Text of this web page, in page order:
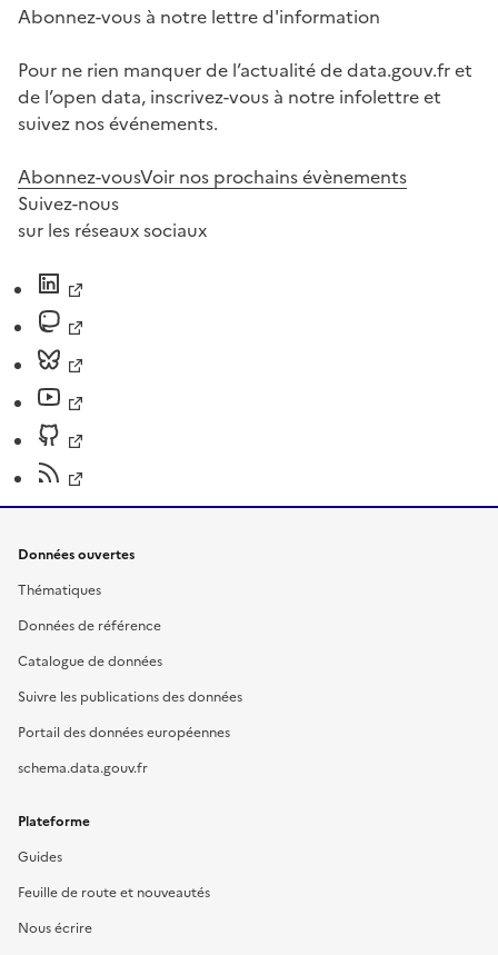
Abonnez-vous à notre lettre d'information
Pour ne rien manquer de l’actualité de data.gouv.fr et
de l’open data, inscrivez-vous à notre infolettre et
suivez nos événements.
Abonnez-vousVoir nos prochains évènements
Suivez-nous
sur les réseaux sociaux
Données ouvertes
Thématiques
Données de référence
Catalogue de données
Suivre les publications des données
Portail des données européennes
schema.data.gouv.fr
Plateforme
Guides
Feuille de route et nouveautés
Nous écrire